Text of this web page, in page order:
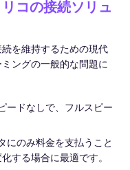
コの接続ソリュ
を維持するための現代
ングの一般的な問題に
ードなしで、フルスピー
にのみ料金を支払うこと
する場合に最適です。